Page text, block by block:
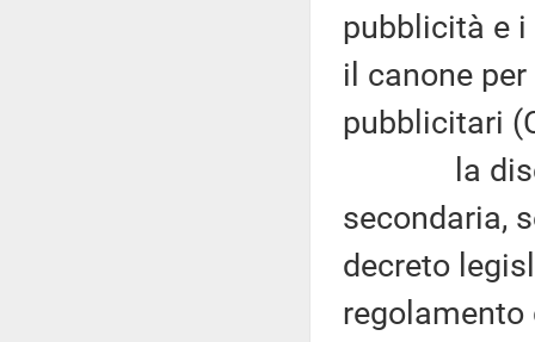
pubblicità e
il canone
pubblicitari
la
secondaria,
decreto
regolamento